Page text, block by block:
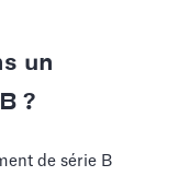
un
?
de série B